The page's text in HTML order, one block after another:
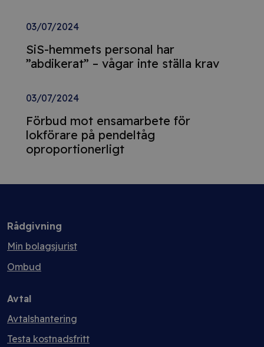
03/07/2024
SiS-hemmets personal har
”abdikerat” – vågar inte ställa krav
03/07/2024
Förbud mot ensamarbete för
lokförare på pendeltåg
oproportionerligt
Rådgivning
Min bolagsjurist
Ombud
Avtal
Avtalshantering
Testa kostnadsfritt